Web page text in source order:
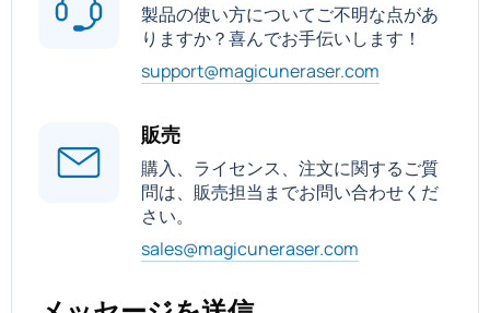
製品の使い方についてご不明な点があ
りますか？喜んでお手伝いします！
support@magicuneraser.com
販売
購入、ライセンス、注文に関するご質
問は、販売担当までお問い合わせくだ
さい。
sales@magicuneraser.com